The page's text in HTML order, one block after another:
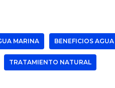
MARINA BENEFICIOS
TRATAMIENTO NATURAL